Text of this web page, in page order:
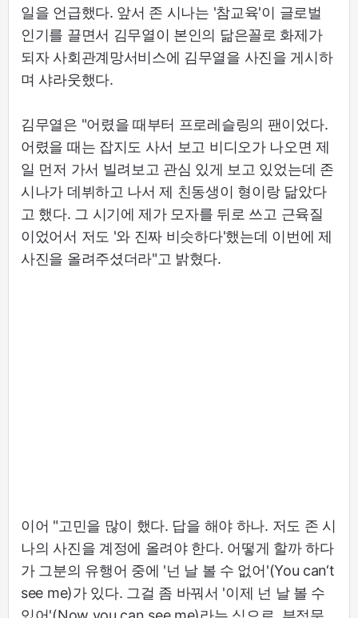
일을 언급했다. 앞서 존 시나는 '참교육'이 글로벌
인기를 끌면서 김무열이 본인의 닮은꼴로 화제가
되자 사회관계망서비스에 김무열을 사진을 게시하
며 샤라웃했다.
김무열은 "어렸을 때부터 프로레슬링의 팬이었다.
어렸을 때는 잡지도 사서 보고 비디오가 나오면 제
일 먼저 가서 빌려보고 관심 있게 보고 있었는데 존
시나가 데뷔하고 나서 제 친동생이 형이랑 닮았다
고 했다. 그 시기에 제가 모자를 뒤로 쓰고 근육질
이었어서 저도 '와 진짜 비슷하다'했는데 이번에 제
사진을 올려주셨더라"고 밝혔다.
이어 "고민을 많이 했다. 답을 해야 하나. 저도 존 시
나의 사진을 계정에 올려야 한다. 어떻게 할까 하다
가 그분의 유행어 중에 '넌 날 볼 수 없어'(You can‘t
see me)가 있다. 그걸 좀 바꿔서 '이제 넌 날 볼 수